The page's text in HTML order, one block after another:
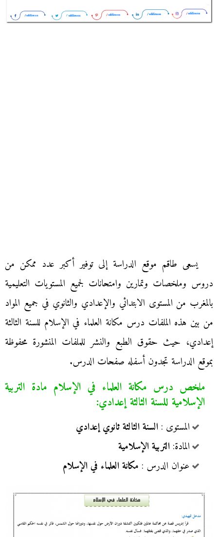
يسعى طاقم موقع الدراسة إلى توفير أكبر عدد ممكن من
دروس وملخصات وتمارين وامتحانات لجميع المستويات التعليمية
بالمغرب من المستوى الابتدائي والإعدادي والثانوي في جميع المواد
من بين هذه الملفات درس مكانة العلماء في الإسلام للسنة الثالثة
إعدادي، حيث حقوق الطبع والنشر للملفات المنشورة محفوظة
بموقع الدراسة تجدون أسفله صفحات الدرس.
ملخص درس مكانة العلماء في الإسلام مادة التربية
الإسلامية للسنة الثالثة إعدادي:
المستوى : السنة الثالثة ثانوي إعدادي
المادة: التربية الإسلامية
عنوان الدرس : مكانة العلماء في الإسلام